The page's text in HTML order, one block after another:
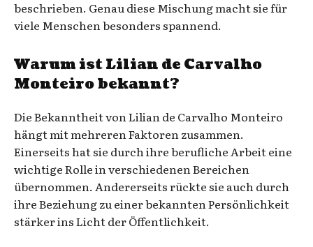
beschrieben. Genau diese Mischung macht sie für
viele Menschen besonders spannend.
Warum ist Lilian de Carvalho
Monteiro bekannt?
Die Bekanntheit von Lilian de Carvalho Monteiro
hängt mit mehreren Faktoren zusammen.
Einerseits hat sie durch ihre berufliche Arbeit eine
wichtige Rolle in verschiedenen Bereichen
übernommen. Andererseits rückte sie auch durch
ihre Beziehung zu einer bekannten Persönlichkeit
stärker ins Licht der Öffentlichkeit.